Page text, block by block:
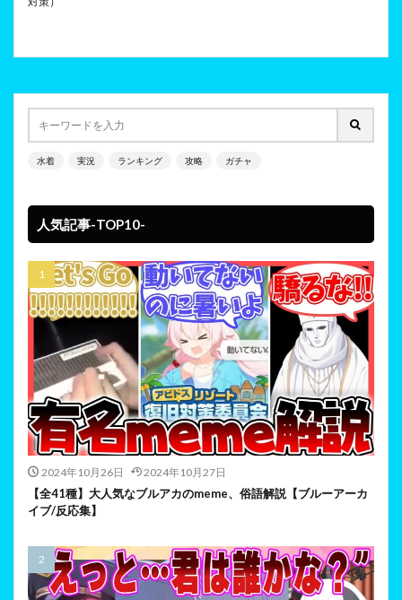
水着 実況 ランキング 攻略 ガチャ
人気記事-TOP10-
2024年10月26日 2024年10月27日
【全41種】大人気なブルアカのmeme、俗語解説【ブルーアーカ
イブ/反応集】